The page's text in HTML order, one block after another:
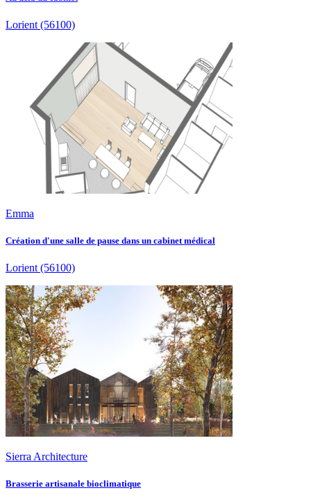
Lorient (56100)
Emma
Création d'une salle de pause dans un cabinet médical
Lorient (56100)
Sierra Architecture
Brasserie artisanale bioclimatique